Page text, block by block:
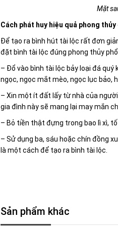
Mặt
Cách phát huy hiệu quả phong
Để tạo ra bình hút tài lộc rất đơn
đặt bình tài lộc đúng phong thủy
– Đổ vào bình tài lộc bảy loại đá
ngọc, ngọc mắt mèo, ngọc lục bảo,
– Xin một ít đất lấy từ nhà của
gia đình này sẽ mang lại may mắn
– Bỏ tiền thật đựng trong bao lì xì,
– Sử dụng ba, sáu hoặc chín đồng
là một cách để tạo ra bình tài lộc.
Sản phẩm khác